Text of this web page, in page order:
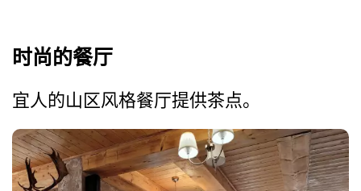
时尚的餐厅
宜人的山区风格餐厅提供茶点。